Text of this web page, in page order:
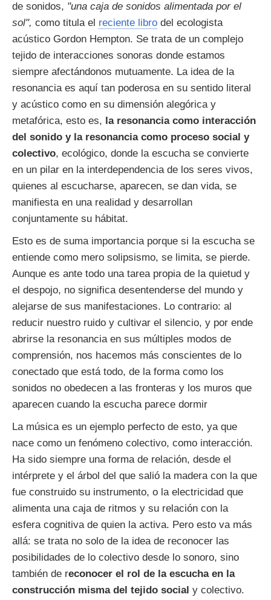
de sonidos, "una caja de sonidos alimentada por el
sol", como titula el reciente libro del ecologista
acústico Gordon Hempton. Se trata de un complejo
tejido de interacciones sonoras donde estamos
siempre afectándonos mutuamente. La idea de la
resonancia es aquí tan poderosa en su sentido literal
y acústico como en su dimensión alegórica y
metafórica, esto es, la resonancia como interacción
del sonido y la resonancia como proceso social y
colectivo, ecológico, donde la escucha se convierte
en un pilar en la interdependencia de los seres vivos,
quienes al escucharse, aparecen, se dan vida, se
manifiesta en una realidad y desarrollan
conjuntamente su hábitat.
Esto es de suma importancia porque si la escucha se
entiende como mero solipsismo, se limita, se pierde.
Aunque es ante todo una tarea propia de la quietud y
el despojo, no significa desentenderse del mundo y
alejarse de sus manifestaciones. Lo contrario: al
reducir nuestro ruido y cultivar el silencio, y por ende
abrirse la resonancia en sus múltiples modos de
comprensión, nos hacemos más conscientes de lo
conectado que está todo, de la forma como los
sonidos no obedecen a las fronteras y los muros que
aparecen cuando la escucha parece dormir
La música es un ejemplo perfecto de esto, ya que
nace como un fenómeno colectivo, como interacción.
Ha sido siempre una forma de relación, desde el
intérprete y el árbol del que salió la madera con la que
fue construido su instrumento, o la electricidad que
alimenta una caja de ritmos y su relación con la
esfera cognitiva de quien la activa. Pero esto va más
allá: se trata no solo de la idea de reconocer las
posibilidades de lo colectivo desde lo sonoro, sino
también de reconocer el rol de la escucha en la
construcción misma del tejido social y colectivo.